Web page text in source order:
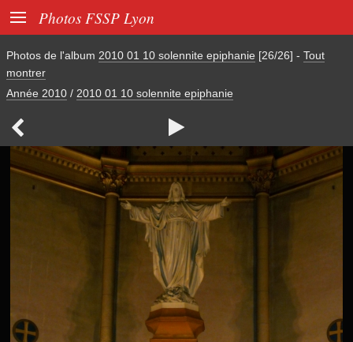
 Photos FSSP Lyon
Photos de l'album 2010 01 10 solennite epiphanie [26/26] - Tout
montrer
Année 2010 / 2010 01 10 solennite epiphanie
 